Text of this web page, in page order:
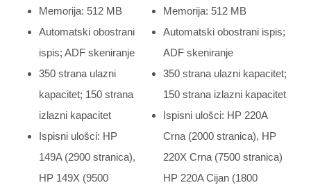
Memorija: 512 MB
Automatski obostrani
ispis; ADF skeniranje
350 strana ulazni
kapacitet; 150 strana
izlazni kapacitet
Ispisni ulošci: HP
149A (2900 stranica),
HP 149X (9500
Memorija: 512 MB
Automatski obostrani ispis;
ADF skeniranje
350 strana ulazni kapacitet;
150 strana izlazni kapacitet
Ispisni ulošci: HP 220A
Crna (2000 stranica), HP
220X Crna (7500 stranica)
HP 220A Cijan (1800